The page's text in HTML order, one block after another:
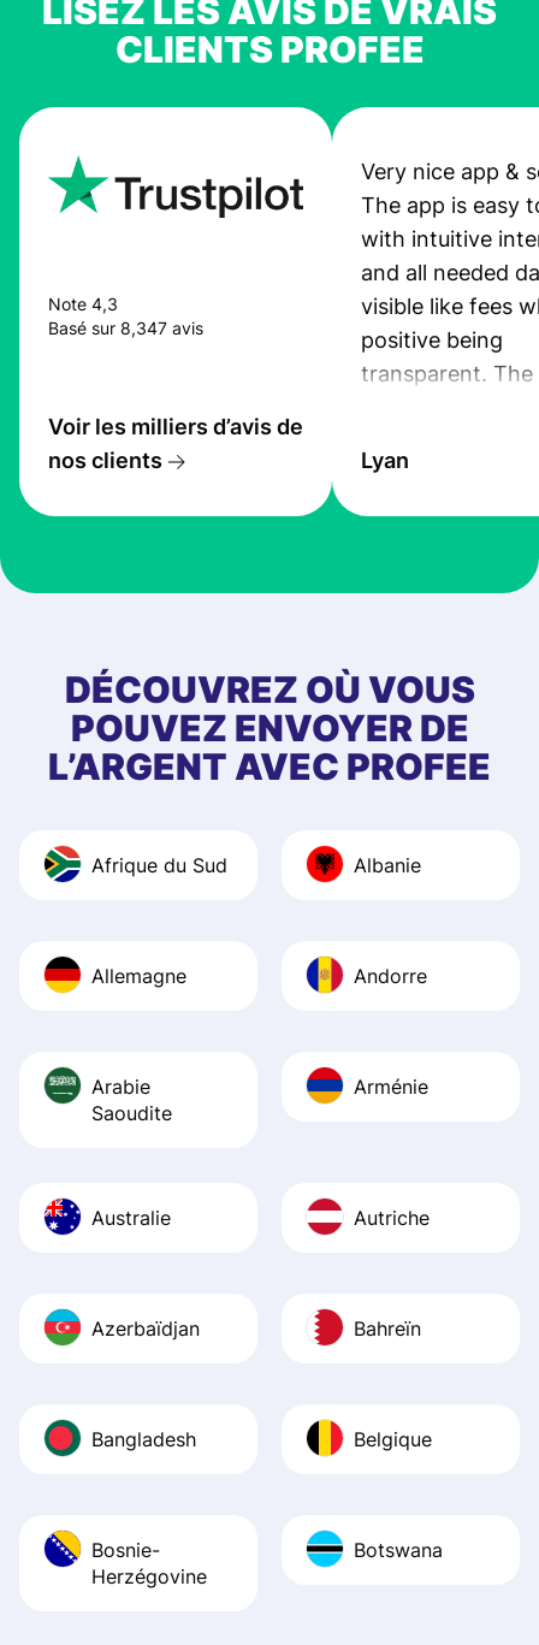
LISEZ LES AVIS DE VRAIS
CLIENTS PROFEE
Note 4,3
Basé sur 8,347 avis
Voir les milliers d’avis de
nos clients
Very nice app &
The app is easy
with intuitive
and all needed
visible like fees
positive being
transparent. The
the exchange
at Profee is very
first started
app, and they
quick to provide
and helpful
Recommend it!
Lyan
DÉCOUVREZ OÙ VOUS
POUVEZ ENVOYER DE
L’ARGENT AVEC PROFEE
Afrique du Sud Albanie
Allemagne Andorre
Arabie
Saoudite
Arménie
Australie Autriche
Azerbaïdjan Bahreïn
Bangladesh Belgique
Bosnie-
Herzégovine
Botswana